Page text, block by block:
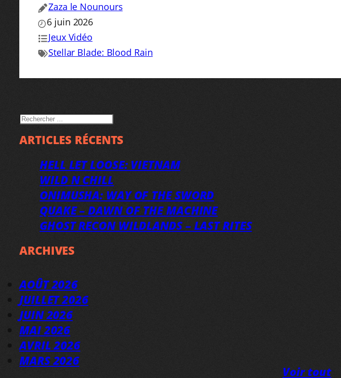
Zaza le Nounours
6 juin 2026
Jeux Vidéo
Stellar Blade: Blood Rain
RECHERCHER
ARTICLES RÉCENTS
HELL LET LOOSE: VIETNAM
WILD N CHILL
ONIMUSHA: WAY OF THE SWORD
QUAKE – DAWN OF THE MACHINE
GHOST RECON WILDLANDS – LAST RITES
ARCHIVES
AOÛT 2026
JUILLET 2026
JUIN 2026
MAI 2026
AVRIL 2026
MARS 2026
Voir tout